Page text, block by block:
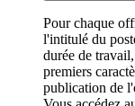
Pour chaque
l'intitulé du
durée de
premiers
publication de